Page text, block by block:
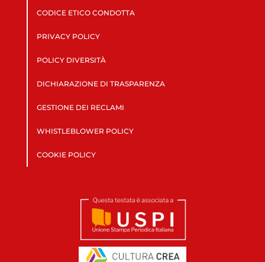
CODICE ETICO CONDOTTA
PRIVACY POLICY
POLICY DIVERSITÀ
DICHIARAZIONE DI TRASPARENZA
GESTIONE DEI RECLAMI
WHISTLEBLOWER POLICY
COOKIE POLICY